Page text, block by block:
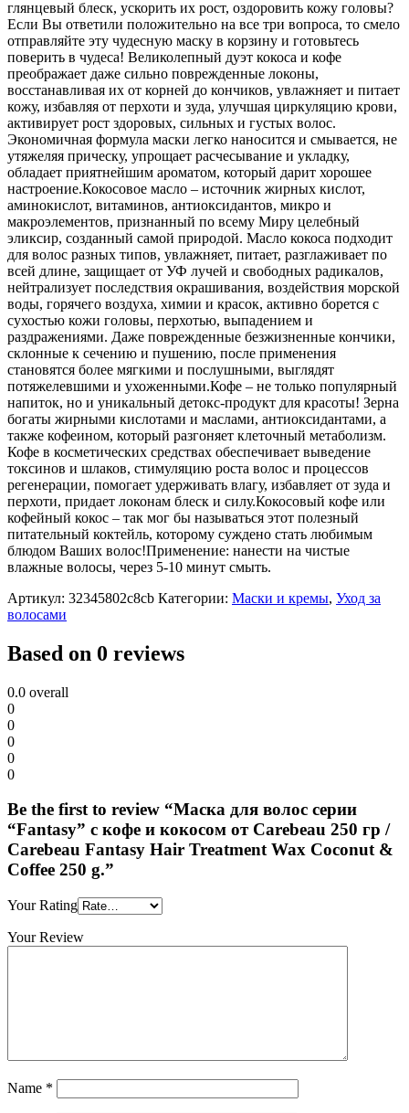
глянцевый блеск, ускорить их рост, оздоровить кожу головы?
Если Вы ответили положительно на все три вопроса, то смело
отправляйте эту чудесную маску в корзину и готовьтесь
поверить в чудеса! Великолепный дуэт кокоса и кофе
преображает даже сильно поврежденные локоны,
восстанавливая их от корней до кончиков, увлажняет и питает
кожу, избавляя от перхоти и зуда, улучшая циркуляцию крови,
активирует рост здоровых, сильных и густых волос.
Экономичная формула маски легко наносится и смывается, не
утяжеляя прическу, упрощает расчесывание и укладку,
обладает приятнейшим ароматом, который дарит хорошее
настроение.Кокосовое масло – источник жирных кислот,
аминокислот, витаминов, антиоксидантов, микро и
макроэлементов, признанный по всему Миру целебный
эликсир, созданный самой природой. Масло кокоса подходит
для волос разных типов, увлажняет, питает, разглаживает по
всей длине, защищает от УФ лучей и свободных радикалов,
нейтрализует последствия окрашивания, воздействия морской
воды, горячего воздуха, химии и красок, активно борется с
сухостью кожи головы, перхотью, выпадением и
раздражениями. Даже поврежденные безжизненные кончики,
склонные к сечению и пушению, после применения
становятся более мягкими и послушными, выглядят
потяжелевшими и ухоженными.Кофе – не только популярный
напиток, но и уникальный детокс-продукт для красоты! Зерна
богаты жирными кислотами и маслами, антиоксидантами, а
также кофеином, который разгоняет клеточный метаболизм.
Кофе в косметических средствах обеспечивает выведение
токсинов и шлаков, стимуляцию роста волос и процессов
регенерации, помогает удерживать влагу, избавляет от зуда и
перхоти, придает локонам блеск и силу.Кокосовый кофе или
кофейный кокос – так мог бы называться этот полезный
питательный коктейль, которому суждено стать любимым
блюдом Ваших волос!Применение: нанести на чистые
влажные волосы, через 5-10 минут смыть.
Артикул: 32345802c8cb Категории: Маски и кремы, Уход за
волосами
Based on 0 reviews
0.0 overall
0
0
0
0
0
Be the first to review “Маска для волос серии
“Fantasy” с кофе и кокосом от Carebeau 250 гр /
Carebeau Fantasy Hair Treatment Wax Coconut &
Coffee 250 g.”
Your Rating
Your Review
Name *